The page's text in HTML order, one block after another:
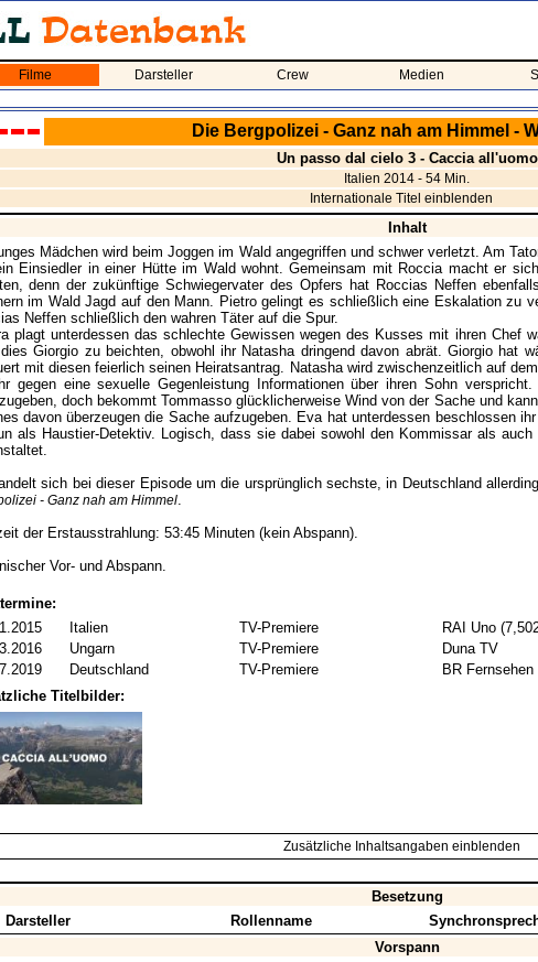
Filme Darsteller Crew Medien
Die Bergpolizei - Ganz nah am Himmel -
Un passo dal cielo 3 - Caccia all'uomo
Italien 2014 - 54 Min.
Internationale Titel einblenden
Inhalt
Mädchen wird beim Joggen im Wald angegriffen und schwer verletzt. Am
Einsiedler in einer Hütte im Wald wohnt. Gemeinsam mit Roccia macht er
denn der zukünftige Schwiegervater des Opfers hat Roccias Neffen
im Wald Jagd auf den Mann. Pietro gelingt es schließlich eine Eskalation zu
Neffen schließlich den wahren Täter auf die Spur.
plagt unterdessen das schlechte Gewissen wegen des Kusses mit ihren Chef
Giorgio zu beichten, obwohl ihr Natasha dringend davon abrät. Giorgio hat
mit diesen feierlich seinen Heiratsantrag. Natasha wird zwischenzeitlich auf
gegen eine sexuelle Gegenleistung Informationen über ihren Sohn
doch bekommt Tommasso glücklicherweise Wind von der Sache und
davon überzeugen die Sache aufzugeben. Eva hat unterdessen beschlossen
als Haustier-Detektiv. Logisch, dass sie dabei sowohl den Kommissar als
sich bei dieser Episode um die ursprünglich sechste, in Deutschland
- Ganz nah am Himmel.
der Erstausstrahlung: 53:45 Minuten (kein Abspann).
Vor- und Abspann.
Italien TV-Premiere
RAI Uno
Ungarn TV-Premiere
Duna TV
Deutschland TV-Premiere
BR Fernsehen
Titelbilder:
Zusätzliche Inhaltsangaben einblenden
Besetzung
Darsteller Rollenname
Vorspann